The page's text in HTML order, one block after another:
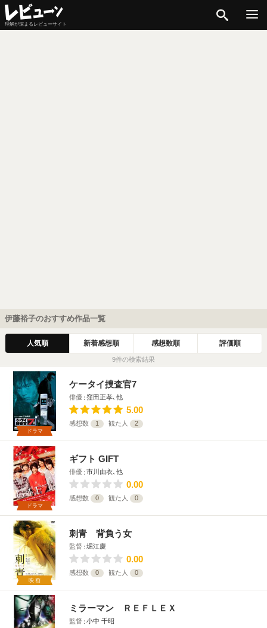
理解が深まるレビューサイト
伊藤裕子のおすすめ作品一覧
人気順 新着感想順 感想数順 評価順
9件の検索結果
ドラマ
ケータイ捜査官7
俳優 窪田正孝､他
5.00
感想数 1 観た人 2
ドラマ
ギフト GIFT
俳優 市川由衣､他
0.00
感想数 0 観た人 0
映画
刺青 背負う女
監督 堀江慶
0.00
感想数 0 観た人 0
ミラーマン ＲＥＦＬＥＸ
監督 小中 千昭